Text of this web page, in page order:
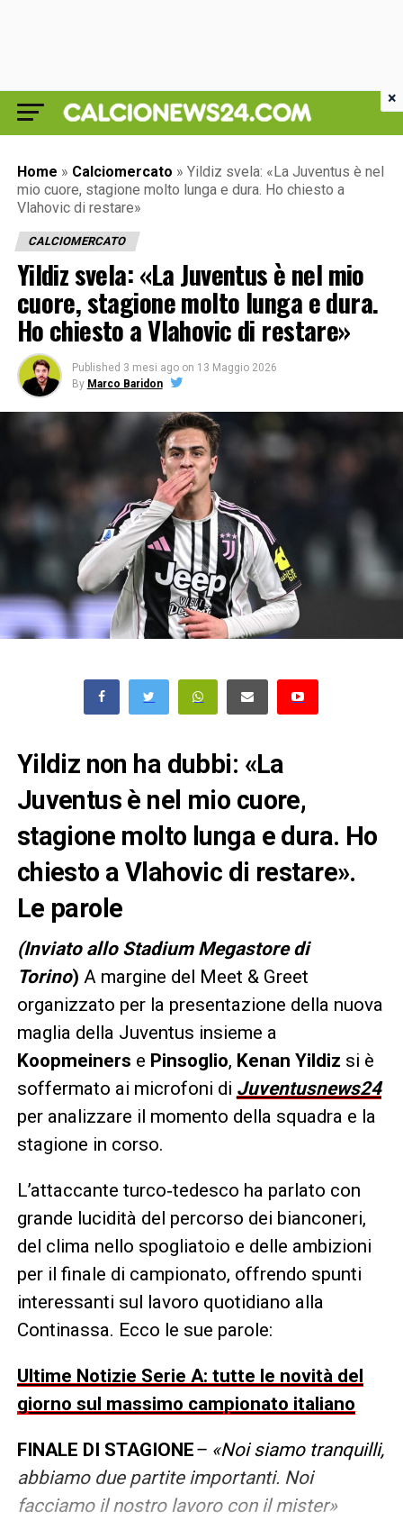
Home » Calciomercato » Yildiz svela: «La Juventus è nel
mio cuore, stagione molto lunga e dura. Ho chiesto a
Vlahovic di restare»
CALCIOMERCATO
Yildiz svela: «La Juventus è nel mio
cuore, stagione molto lunga e dura.
Ho chiesto a Vlahovic di restare»
Published 3 mesi ago on 13 Maggio 2026
By Marco Baridon
Yildiz non ha dubbi: «La
Juventus è nel mio cuore,
stagione molto lunga e dura. Ho
chiesto a Vlahovic di restare».
Le parole
(Inviato allo Stadium Megastore di
Torino) A margine del Meet & Greet
organizzato per la presentazione della nuova
maglia della Juventus insieme a
Koopmeiners e Pinsoglio, Kenan Yildiz si è
soffermato ai microfoni di Juventusnews24
per analizzare il momento della squadra e la
stagione in corso.
L’attaccante turco‑tedesco ha parlato con
grande lucidità del percorso dei bianconeri,
del clima nello spogliatoio e delle ambizioni
per il finale di campionato, offrendo spunti
interessanti sul lavoro quotidiano alla
Continassa. Ecco le sue parole:
Ultime Notizie Serie A: tutte le novità del
giorno sul massimo campionato italiano
FINALE DI STAGIONE– «Noi siamo tranquilli,
abbiamo due partite importanti. Noi
facciamo il nostro lavoro con il mister»
×